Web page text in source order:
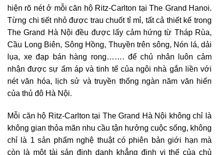
hiện rõ nét ở mỗi căn hộ Ritz-Carlton tại The Grand Hanoi.
Từng chi tiết nhỏ được trau chuốt tỉ mỉ, tất cả thiết kế trong
The Grand Hà Nội đều được lấy cảm hứng từ Tháp Rùa,
Cầu Long Biên, Sông Hồng, Thuyền trên sông, Nón lá, dải
lụa, xe đạp bán hàng rong……. để chủ nhân luôn cảm
nhận được sự ấm áp và tinh tế của ngôi nhà gắn liền với
nét văn hóa, lịch sử và truyền thống ngàn năm văn hiến
của thủ đô Hà Nội.
Mỗi căn hộ Ritz-Carlton tại The Grand Hà Nội không chỉ là
không gian thỏa mãn nhu cầu tận hưởng cuộc sống, không
chỉ là 1 sản phẩm nghệ thuật có phiên bản giới hạn mà
còn là một tài sản định danh khẳng định vị thế của chủ